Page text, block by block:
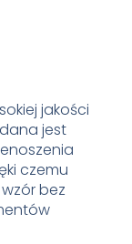
jakości
jest
czemu
bez